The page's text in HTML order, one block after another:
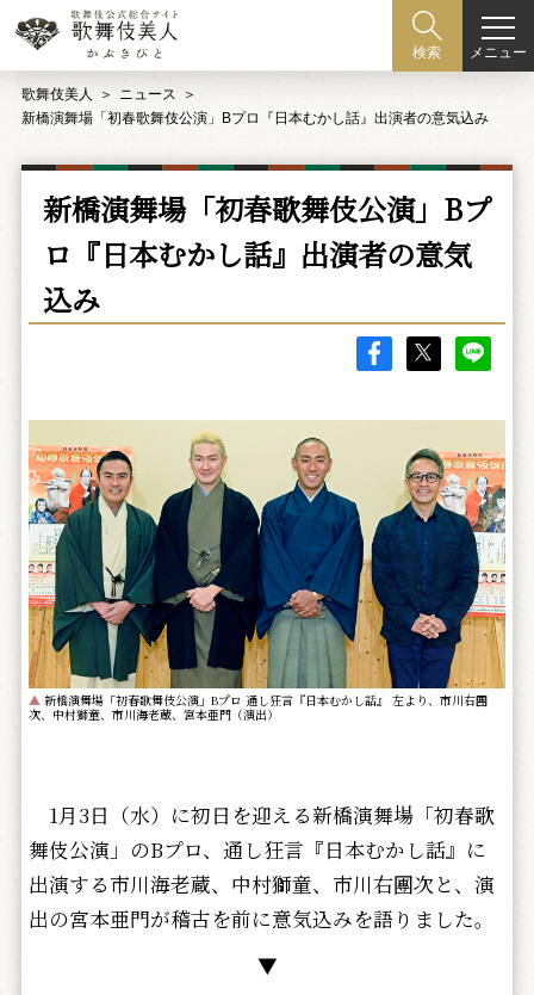
検索 メニュー
歌舞伎美人
ニュース
新橋演舞場「初春歌舞伎公演」Bプロ『日本むかし話』出演者の意気込み
新橋演舞場「初春歌舞伎公演」Bプ
ロ『日本むかし話』出演者の意気
込み
▲ 新橋演舞場「初春歌舞伎公演」Bプロ 通し狂言『日本むかし話』 左より、市川右團
次、中村獅童、市川海老蔵、宮本亜門（演出）
1月3日（水）に初日を迎える新橋演舞場「初春歌
舞伎公演」のBプロ、通し狂言『日本むかし話』に
出演する市川海老蔵、中村獅童、市川右團次と、演
出の宮本亜門が稽古を前に意気込みを語りました。
▼